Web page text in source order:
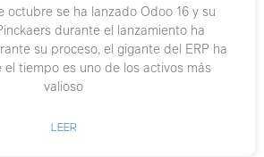
octubre se ha lanzado Odoo 16 y su
durante el lanzamiento ha
su proceso, el gigante del ERP ha
tiempo es uno de los activos más
valioso
LEER